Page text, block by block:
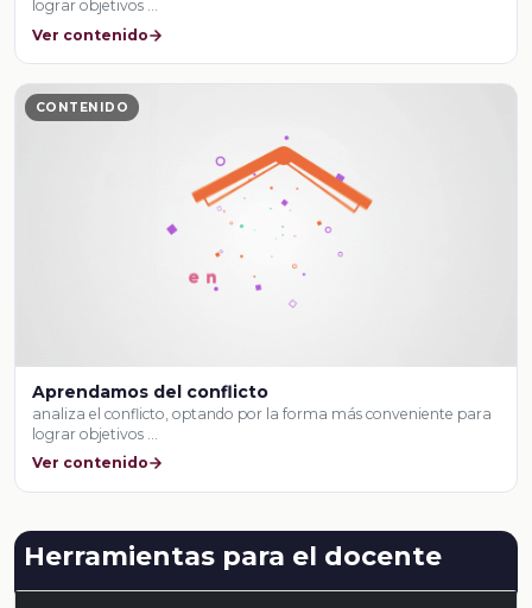
lograr objetivos …
Ver contenido
CONTENIDO
Aprendamos del conflicto
analiza el conflicto, optando por la forma más conveniente para
lograr objetivos …
Ver contenido
Herramientas para el docente